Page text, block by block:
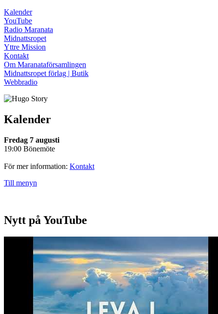
Kalender
YouTube
Radio Maranata
Midnattsropet
Yttre Mission
Kontakt
Om Maranataförsamlingen
Midnattsropet förlag | Butik
Webbradio
Kalender
Fredag 7 augusti
19:00 Bönemöte
För mer information: Kontakt
Till menyn
Nytt på YouTube